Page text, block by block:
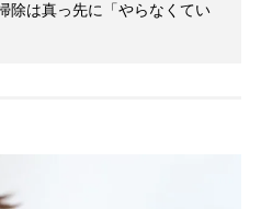
は真っ先に「やらなくてい